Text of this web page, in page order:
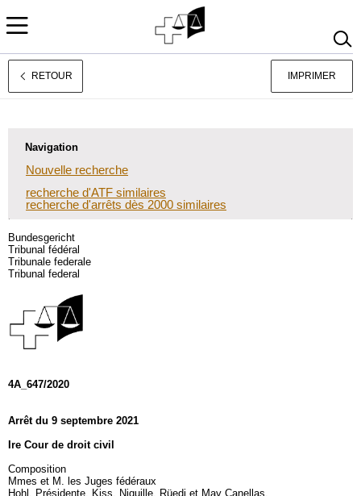
Deutsch
RETOUR IMPRIMER
Navigation
Nouvelle recherche
recherche d'ATF similaires
recherche d'arrêts dès 2000 similaires
Bundesgericht
Tribunal fédéral
Tribunale federale
Tribunal federal
4A_647/2020
Arrêt du 9 septembre 2021
Ire Cour de droit civil
Composition
Mmes et M. les Juges fédéraux
Hohl, Présidente, Kiss, Niquille, Rüedi et May Canellas.